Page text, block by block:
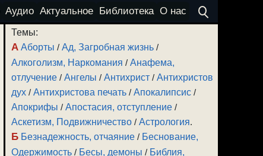
Аудио Актуальное Библиотека О нас
Темы:
А Аборты /Ад, Загробная жизнь /
Алкоголизм, Наркомания /Анафема,
отлучение /Ангелы /Антихрист /Антихристов
дух /Антихристова печать /Апокалипсис /
Апокрифы /Апостасия, отступление /
Аскетизм, Подвижничество /Астрология.
Б Безнадежность, отчаяние / Беснование,
Одержимость / Бесы, демоны / Библия,